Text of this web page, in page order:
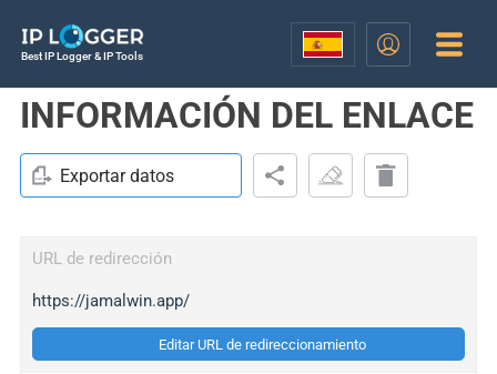
Best IP Logger & IP Tools
INFORMACIÓN DEL ENLACE
Exportar datos
URL de redirección
https://jamalwin.app/
Editar URL de redireccionamiento